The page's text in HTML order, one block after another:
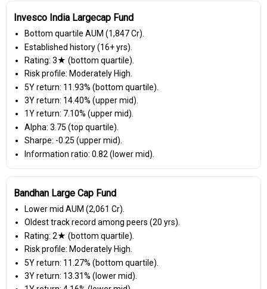
Invesco India Largecap Fund
Bottom quartile AUM (₹1,847 Cr).
Established history (16+ yrs).
Rating: 3★ (bottom quartile).
Risk profile: Moderately High.
5Y return: 11.93% (bottom quartile).
3Y return: 14.40% (upper mid).
1Y return: 7.10% (upper mid).
Alpha: 3.75 (top quartile).
Sharpe: -0.25 (upper mid).
Information ratio: 0.82 (lower mid).
Bandhan Large Cap Fund
Lower mid AUM (₹2,061 Cr).
Oldest track record among peers (20 yrs).
Rating: 2★ (bottom quartile).
Risk profile: Moderately High.
5Y return: 11.27% (bottom quartile).
3Y return: 13.31% (lower mid).